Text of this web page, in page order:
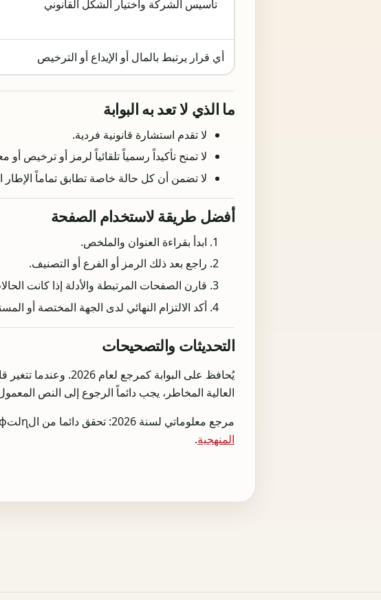
تأسيس الشركة واختيار الشكل القانوني
أي قرار يرتبط بالمال أو الإيداع أو الترخيص
ما الذي لا تعد به البوابة
لا تقدم استشارة قانونية فردية.
لا تمنح تأكيداً رسمياً تلقائياً لرمز أو ترخيص أو
لا تضمن أن كل حالة خاصة تطابق تماماً
أفضل طريقة لاستخدام الصفحة
ابدأ بقراءة العنوان والملخص.
راجع بعد ذلك الرمز أو الفرع أو التصنيف.
قارن الصفحات المرتبطة والأدلة إذا كانت
أكد الالتزام النهائي لدى الجهة المختصة أو
التحديثات والتصحيحات
يُحافظ على البوابة
العالية المخاطر، يجب دائماً الرجوع إلى النص
مرجع معلوماتي لسنة 2026: تحقق دائما من الɳلتɸام ال>F;قيق والجهة المختصة قبل أي تصريح أو إي>F;اع أو قرار تجاري.
المنهجية.